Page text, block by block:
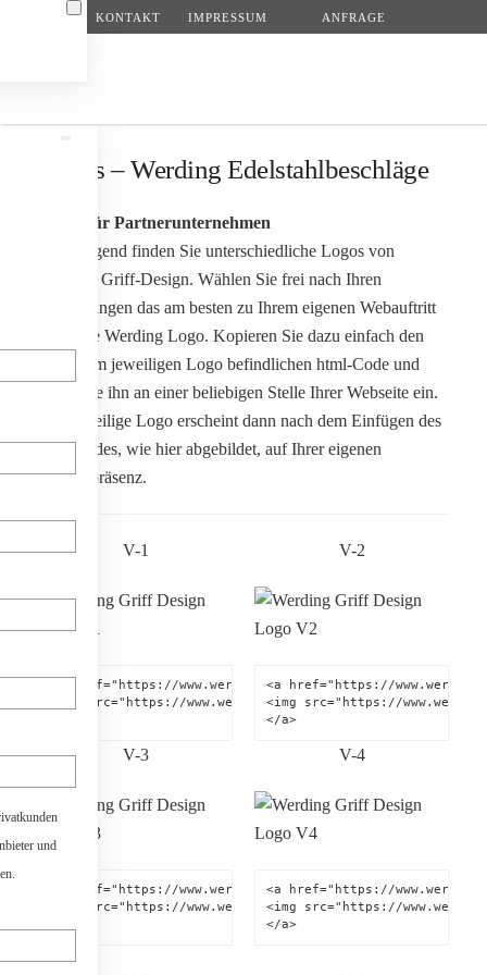
Logos – Werding Edelstahlbeschläge
Logos für Partnerunternehmen
Nachfolgend finden Sie unterschiedliche Logos von
Werding Griff-Design. Wählen Sie frei nach Ihren
Vorstellungen das am besten zu Ihrem eigenen Webauftritt
passende Werding Logo. Kopieren Sie dazu einfach den
unter dem jeweiligen Logo befindlichen html-Code und
fügen Sie ihn an einer beliebigen Stelle Ihrer Webseite ein.
Das jeweilige Logo erscheint dann nach dem Einfügen des
html-Codes, wie hier abgebildet, auf Ihrer eigenen
Internetpräsenz.
V-1
<a href="https://www.werding.de" title="Werding Griff-
<img src="https://www.werding.de/images/werding-griff-
V-2
<a href="https://
<img src="https://
</a>
V-3
<a href="https://www.werding.de" title="Werding Griff-
<img src="https://www.werding.de/images/werding-griff-
V-4
<a href="https://
<img src="https://
</a>
KONTAKT IMPRESSUM ANFRAGE
und